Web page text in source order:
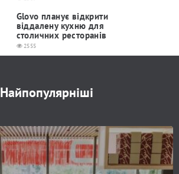
Glovo планує відкрити
віддалену кухню для
столичних ресторанів
2555
Найпопулярніші